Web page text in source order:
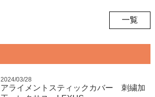
一覧
2024/03/28
アライメントスティックカバー 刺繍加